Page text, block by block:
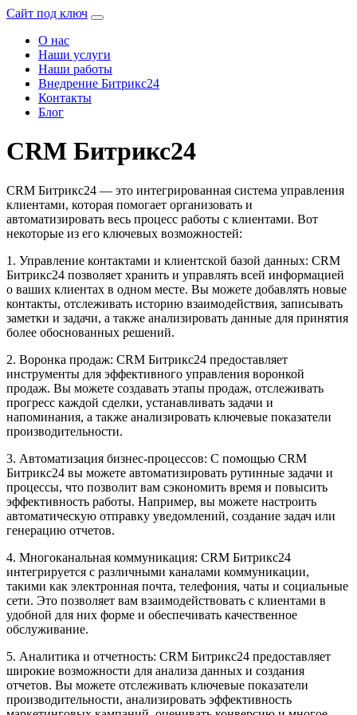
Сайт под ключ
О нас
Наши услуги
Наши работы
Внедрение Битрикс24
Контакты
Блог
CRM Битрикс24
CRM Битрикс24 — это интегрированная система управления
клиентами, которая помогает организовать и
автоматизировать весь процесс работы с клиентами. Вот
некоторые из его ключевых возможностей:
1. Управление контактами и клиентской базой данных: CRM
Битрикс24 позволяет хранить и управлять всей информацией
о ваших клиентах в одном месте. Вы можете добавлять новые
контакты, отслеживать историю взаимодействия, записывать
заметки и задачи, а также анализировать данные для принятия
более обоснованных решений.
2. Воронка продаж: CRM Битрикс24 предоставляет
инструменты для эффективного управления воронкой
продаж. Вы можете создавать этапы продаж, отслеживать
прогресс каждой сделки, устанавливать задачи и
напоминания, а также анализировать ключевые показатели
производительности.
3. Автоматизация бизнес-процессов: С помощью CRM
Битрикс24 вы можете автоматизировать рутинные задачи и
процессы, что позволит вам сэкономить время и повысить
эффективность работы. Например, вы можете настроить
автоматическую отправку уведомлений, создание задач или
генерацию отчетов.
4. Многоканальная коммуникация: CRM Битрикс24
интегрируется с различными каналами коммуникации,
такими как электронная почта, телефония, чаты и социальные
сети. Это позволяет вам взаимодействовать с клиентами в
удобной для них форме и обеспечивать качественное
обслуживание.
5. Аналитика и отчетность: CRM Битрикс24 предоставляет
широкие возможности для анализа данных и создания
отчетов. Вы можете отслеживать ключевые показатели
производительности, анализировать эффективность